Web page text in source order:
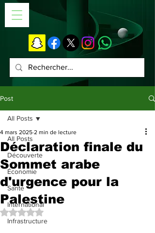
Post
All Posts
Découverte
Économie
Santé
International
Infrastructure
All Posts
Déclaration finale du
Sommet arabe
d'urgence pour la
Palestine
4 mars 2025 2 min de lecture
Noté NaN étoiles sur 5.